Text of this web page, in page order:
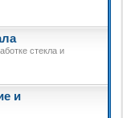
стекла и
и